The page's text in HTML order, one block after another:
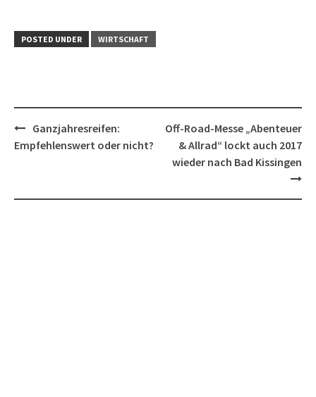
POSTED UNDER WIRTSCHAFT
Post
navigation
Ganzjahresreifen:
Empfehlenswert oder nicht?
Off-Road-Messe „Abenteuer
& Allrad“ lockt auch 2017
wieder nach Bad Kissingen